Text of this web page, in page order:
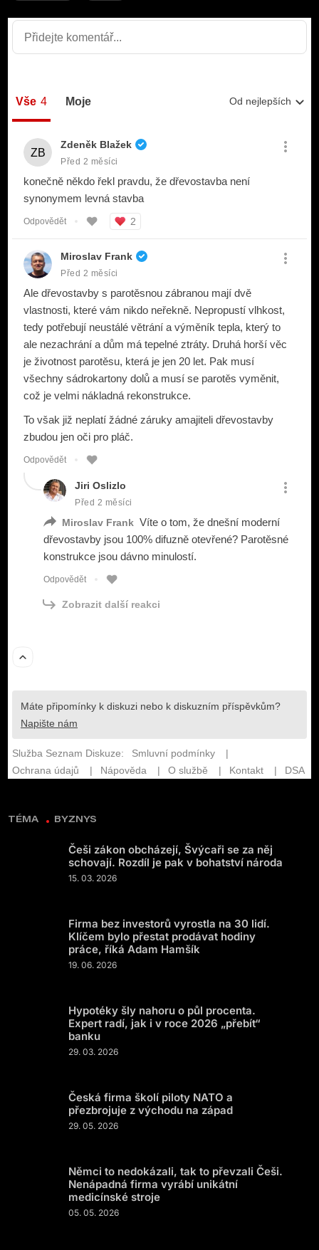
TÉMA BYZNYS
Češi zákon obcházejí, Švýcaři se za něj
schovají. Rozdíl je pak v bohatství národa
15. 03. 2026
Firma bez investorů vyrostla na 30 lidí.
Klíčem bylo přestat prodávat hodiny
práce, říká Adam Hamšík
19. 06. 2026
Hypotéky šly nahoru o půl procenta.
Expert radí, jak i v roce 2026 „přebít“
banku
29. 03. 2026
Česká firma školí piloty NATO a
přezbrojuje z východu na západ
29. 05. 2026
Němci to nedokázali, tak to převzali Češi.
Nenápadná firma vyrábí unikátní
medicínské stroje
05. 05. 2026